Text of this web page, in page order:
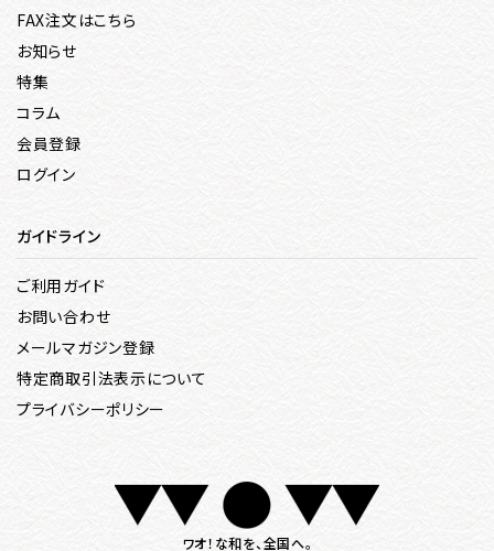
FAX注文はこちら
お知らせ
特集
コラム
会員登録
ログイン
ガイドライン
ご利用ガイド
お問い合わせ
メールマガジン登録
特定商取引法表示について
プライバシーポリシー
ワオ！な和を、全国へ。